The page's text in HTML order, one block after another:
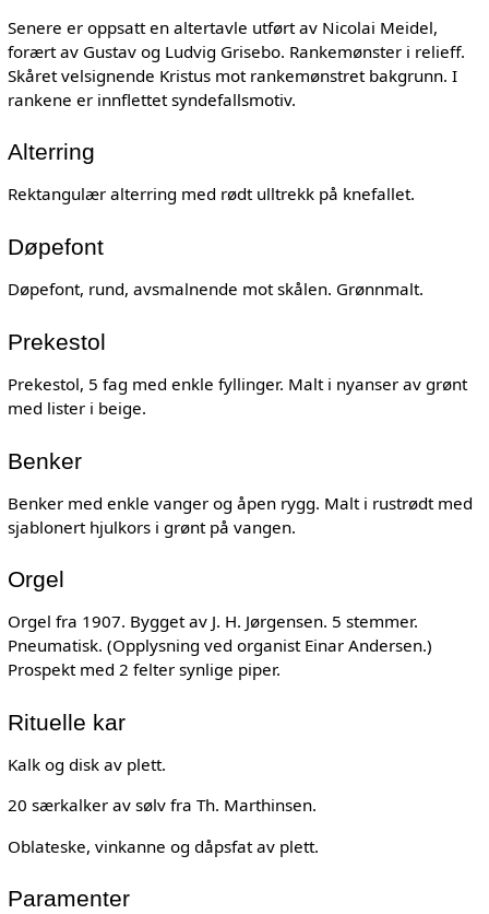
Senere er oppsatt en altertavle utført av Nicolai Meidel,
forært av Gustav og Ludvig Grisebo. Rankemønster i relieff.
Skåret velsignende Kristus mot rankemønstret bakgrunn. I
rankene er innflettet syndefallsmotiv.
Alterring
Rektangulær alterring med rødt ulltrekk på knefallet.
Døpefont
Døpefont, rund, avsmalnende mot skålen. Grønnmalt.
Prekestol
Prekestol, 5 fag med enkle fyllinger. Malt i nyanser av grønt
med lister i beige.
Benker
Benker med enkle vanger og åpen rygg. Malt i rustrødt med
sjablonert hjulkors i grønt på vangen.
Orgel
Orgel fra 1907. Bygget av J. H. Jørgensen. 5 stemmer.
Pneumatisk. (Opplysning ved organist Einar Andersen.)
Prospekt med 2 felter synlige piper.
Rituelle kar
Kalk og disk av plett.
20 særkalker av sølv fra Th. Marthinsen.
Oblateske, vinkanne og dåpsfat av plett.
Paramenter